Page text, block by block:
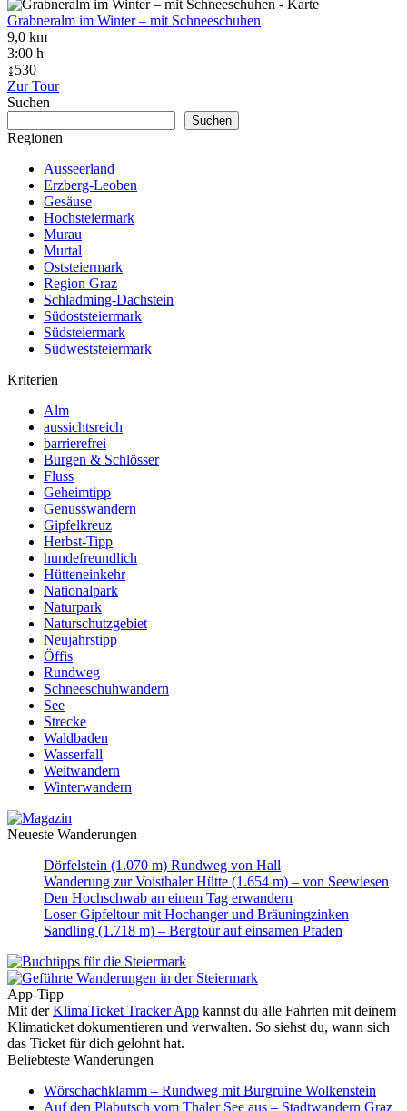
Grabneralm im Winter – mit Schneeschuhen
9,0 km
3:00 h
↨530
Zur Tour
Suchen
Suchen
Regionen
Ausseerland
Erzberg-Leoben
Gesäuse
Hochsteiermark
Murau
Murtal
Oststeiermark
Region Graz
Schladming-Dachstein
Südoststeiermark
Südsteiermark
Südweststeiermark
Kriterien
Alm
aussichtsreich
barrierefrei
Burgen & Schlösser
Fluss
Geheimtipp
Genusswandern
Gipfelkreuz
Herbst-Tipp
hundefreundlich
Hütteneinkehr
Nationalpark
Naturpark
Naturschutzgebiet
Neujahrstipp
Öffis
Rundweg
Schneeschuhwandern
See
Strecke
Waldbaden
Wasserfall
Weitwandern
Winterwandern
Neueste Wanderungen
Dörfelstein (1.070 m) Rundweg von Hall
Wanderung zur Voisthaler Hütte (1.654 m) – von Seewiesen
Den Hochschwab an einem Tag erwandern
Loser Gipfeltour mit Hochanger und Bräuningzinken
Sandling (1.718 m) – Bergtour auf einsamen Pfaden
App-Tipp
Mit derKlimaTicket Tracker App kannst du alle Fahrten mit deinem
Klimaticket dokumentieren und verwalten. So siehst du, wann sich
das Ticket für dich gelohnt hat.
Beliebteste Wanderungen
Wörschachklamm – Rundweg mit Burgruine Wolkenstein
Auf den Plabutsch vom Thaler See aus – Stadtwandern Graz